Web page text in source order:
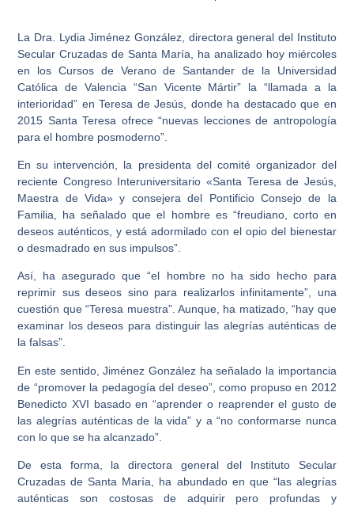
La Dra. Lydia Jiménez González, directora general del Instituto
Secular Cruzadas de Santa María, ha analizado hoy miércoles
en los Cursos de Verano de Santander de la Universidad
Católica de Valencia “San Vicente Mártir” la “llamada a la
interioridad” en Teresa de Jesús, donde ha destacado que en
2015 Santa Teresa ofrece “nuevas lecciones de antropología
para el hombre posmoderno”.
En su intervención, la presidenta del comité organizador del
reciente Congreso Interuniversitario «Santa Teresa de Jesús,
Maestra de Vida» y consejera del Pontificio Consejo de la
Familia, ha señalado que el hombre es “freudiano, corto en
deseos auténticos, y está adormilado con el opio del bienestar
o desmadrado en sus impulsos”.
Así, ha asegurado que “el hombre no ha sido hecho para
reprimir sus deseos sino para realizarlos infinitamente”, una
cuestión que “Teresa muestra”. Aunque, ha matizado, “hay que
examinar los deseos para distinguir las alegrías auténticas de
la falsas”.
En este sentido, Jiménez González ha señalado la importancia
de “promover la pedagogía del deseo”, como propuso en 2012
Benedicto XVI basado en “aprender o reaprender el gusto de
las alegrías auténticas de la vida” y a “no conformarse nunca
con lo que se ha alcanzado”.
De esta forma, la directora general del Instituto Secular
Cruzadas de Santa María, ha abundado en que “las alegrías
auténticas son costosas de adquirir pero profundas y